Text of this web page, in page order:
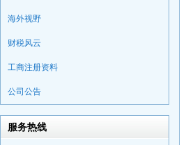
海外视野
财税风云
工商注册资料
公司公告
服务热线